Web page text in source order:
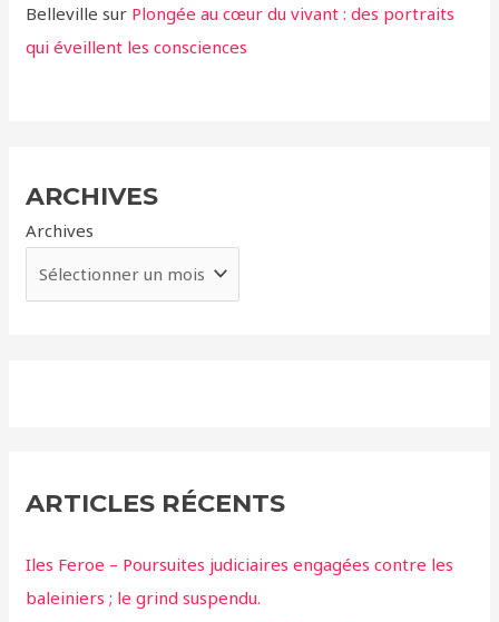
Belleville sur Plongée au cœur du vivant : des portraits
qui éveillent les consciences
ARCHIVES
Archives
ARTICLES RÉCENTS
Iles Feroe – Poursuites judiciaires engagées contre les
baleiniers ; le grind suspendu.